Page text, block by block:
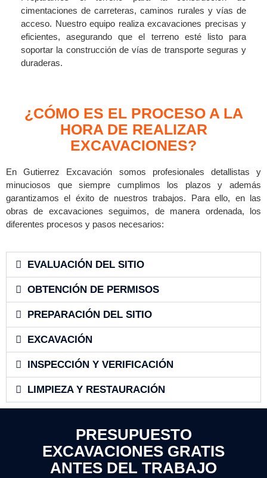
cimentaciones de carreteras, caminos rurales y vías de
acceso. Nuestro equipo realiza excavaciones precisas y
eficientes, asegurando que el terreno esté listo para
soportar la construcción de vías de transporte seguras y
duraderas.
¿CÓMO ES EL PROCESO A LA
HORA DE REALIZAR
EXCAVACIONES?
En Gutierrez Excavación somos profesionales detallistas y
minuciosos que siempre cumplimos los plazos y además
garantizamos el éxito de nuestros trabajos. Para ello, en las
obras de excavaciones seguimos, de manera ordenada, los
diferentes procesos y pasos necesarios:
EVALUACIÓN DEL SITIO
OBTENCIÓN DE PERMISOS
PREPARACIÓN DEL SITIO
EXCAVACIÓN
INSPECCIÓN Y VERIFICACIÓN
LIMPIEZA Y RESTAURACIÓN
PRESUPUESTO
EXCAVACIONES GRATIS
ANTES DEL TRABAJO